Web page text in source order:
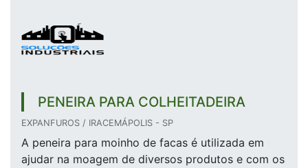
PENEIRA PARA COLHEITADEIRA
EXPANFUROS / IRACEMÁPOLIS - SP
A peneira para moinho de facas é utilizada em
ajudar na moagem de diversos produtos e com os